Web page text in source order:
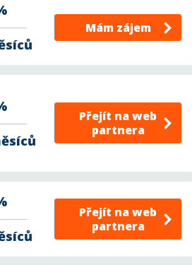
Mám zájem
Přejít na web
partnera
Přejít na web
partnera